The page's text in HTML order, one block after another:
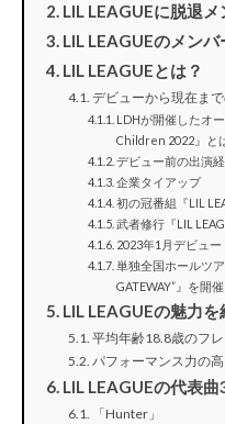
LIL LEAGUEに脱退
LIL LEAGUEのメンバ
LIL LEAGUEとは？
デビューから現在ま
LDHが開催したオ
Children 2022』と
デビュー前の出演
企業タイアップ
初の冠番組『LIL
武者修行『LIL
2023年1月デビュー
単独全国ホールツア
GATEWAY”』を開催
LIL LEAGUEの魅力を
平均年齢18.8歳のフ
パフォーマンス力の高
LIL LEAGUEの代表曲
「Hunter」